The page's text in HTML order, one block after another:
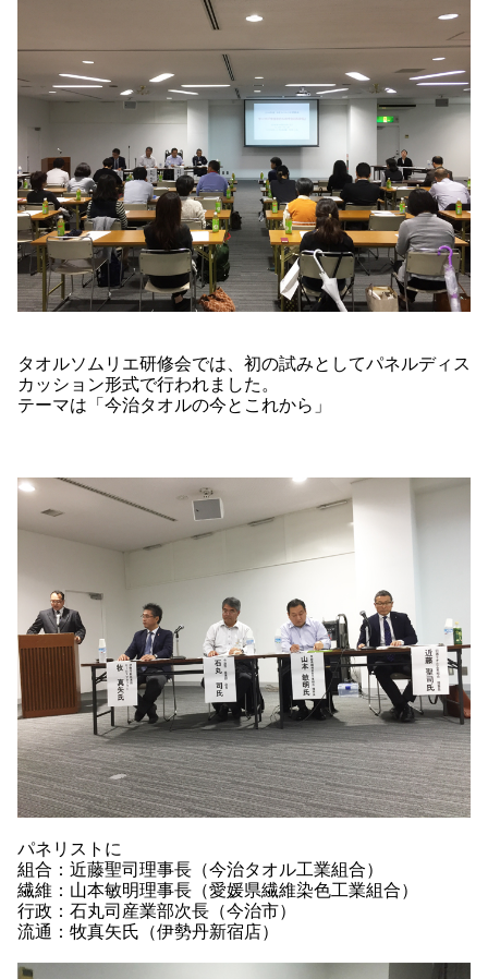
タオルソムリエ研修会では、初の試みとしてパネルディス
カッション形式で行われました。
テーマは「今治タオルの今とこれから」
パネリストに
組合：近藤聖司理事長（今治タオル工業組合）
繊維：山本敏明理事長（愛媛県繊維染色工業組合）
行政：石丸司産業部次長（今治市）
流通：牧真矢氏（伊勢丹新宿店）